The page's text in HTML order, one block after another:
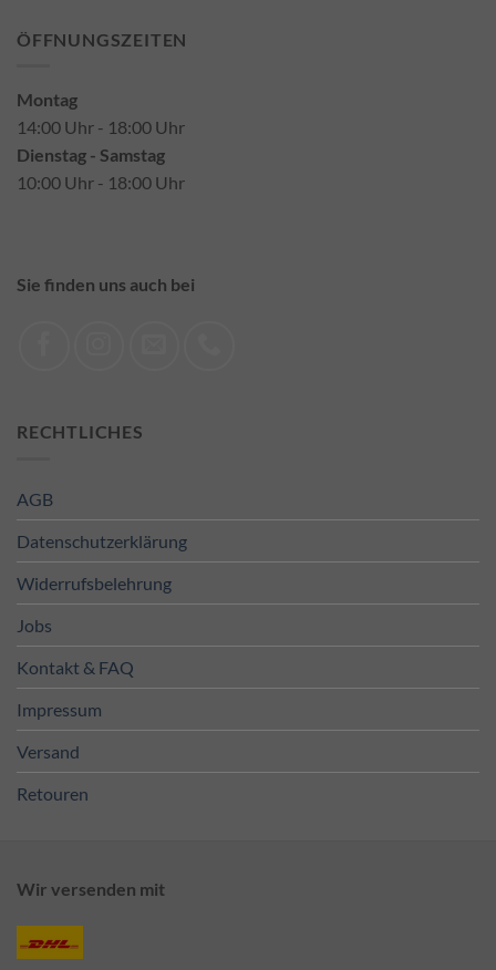
ÖFFNUNGSZEITEN
Montag
14:00 Uhr - 18:00 Uhr
Dienstag - Samstag
10:00 Uhr - 18:00 Uhr
Sie finden uns auch bei
RECHTLICHES
AGB
Datenschutzerklärung
Widerrufsbelehrung
Jobs
Kontakt & FAQ
Impressum
Versand
Retouren
Wir versenden mit